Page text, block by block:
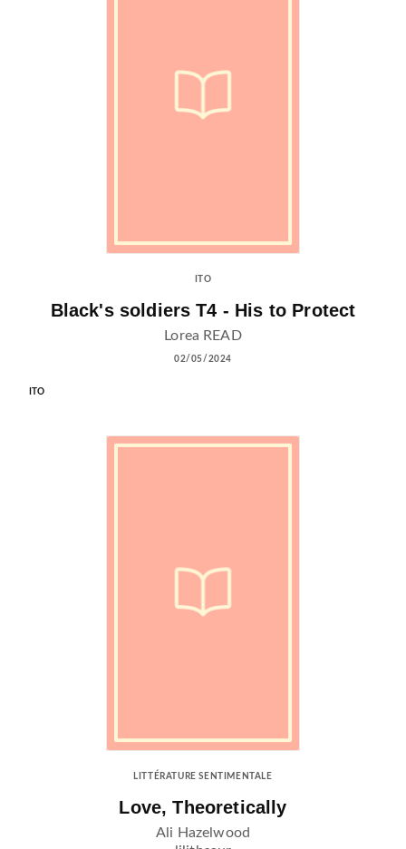
ITO
Black's soldiers T4 - His to Protect
Lorea READ
02/05/2024
ITO
LITTÉRATURE SENTIMENTALE
Love, Theoretically
Ali Hazelwood